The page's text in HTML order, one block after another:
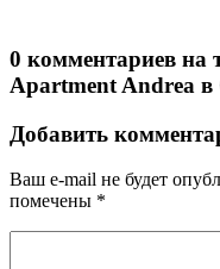
0 комментариев
Apartment Andrea
Добавить
Ваш e-mail не будет
помечены *